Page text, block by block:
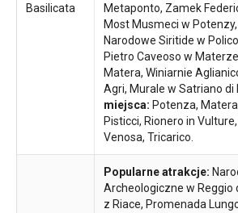
Basilicata
Metaponto, Zamek
Most Musmeci w
Narodowe Siritide w
Pietro Caveoso w
Matera, Winiarnie
Agri, Murale w Satriano di
miejsca: Potenza,
Pisticci, Rionero in
Venosa, Tricarico.
Popularne atrakcje:
Archeologiczne w Reggio
z Riace, Promenada